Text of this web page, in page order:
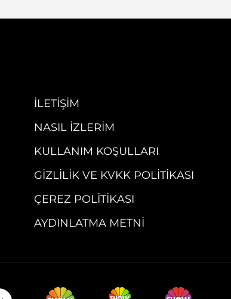
İLETIŞIM
NASIL İZLERIM
KULLANIM KOŞULLARI
GIZLILIK VE KVKK POLITIKASI
ÇEREZ POLITIKASI
AYDINLATMA METNI